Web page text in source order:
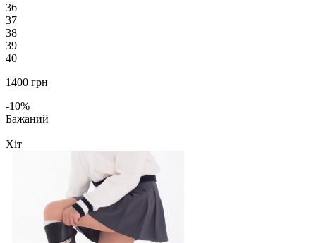
36
37
38
39
40
1400 грн
-10%
Бажаний
Хіт